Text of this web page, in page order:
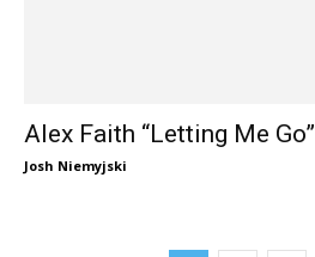
Alex Faith “Letting Me Go”
Josh Niemyjski